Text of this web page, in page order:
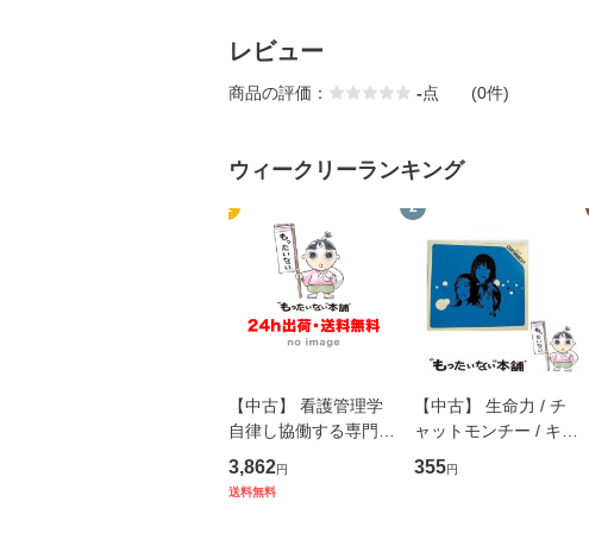
レビュー
商品の評価： -点 (0件)
ウィークリーランキング
1
【中古】 看護管理学
自律し協働する専門職
の看護マネジメントス
キル 改訂第3版 (看護
3,862円
送料無料
2
【中古】 生命力 / チ
ャットモンチー / キュ
ーンレコード [CD]
【メール便送料無料】
355円